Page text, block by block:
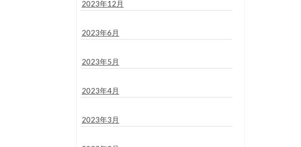
2023年12月
2023年6月
2023年5月
2023年4月
2023年3月